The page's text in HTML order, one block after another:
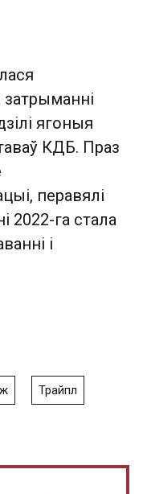
ягоныя
КДБ. Праз
перавялі
2022-га стала
і
Трайпл